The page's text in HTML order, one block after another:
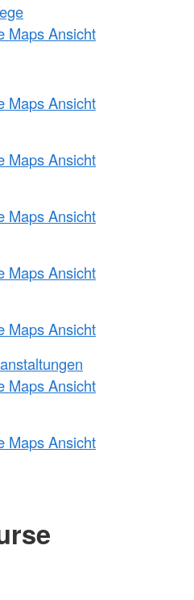
Maps Ansicht
Maps Ansicht
Maps Ansicht
Maps Ansicht
Maps Ansicht
Maps Ansicht
Maps Ansicht
Maps Ansicht